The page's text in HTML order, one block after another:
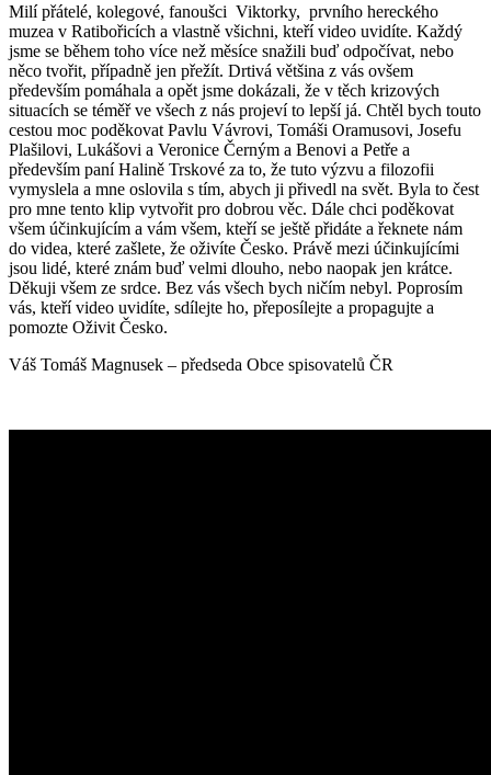
Milí přátelé, kolegové, fanoušci Viktorky, prvního hereckého
muzea v Ratibořicích a vlastně všichni, kteří video uvidíte. Každý
jsme se během toho více než měsíce snažili buď odpočívat, nebo
něco tvořit, případně jen přežít. Drtivá většina z vás ovšem
především pomáhala a opět jsme dokázali, že v těch krizových
situacích se téměř ve všech z nás projeví to lepší já. Chtěl bych touto
cestou moc poděkovat Pavlu Vávrovi, Tomáši Oramusovi, Josefu
Plašilovi, Lukášovi a Veronice Černým a Benovi a Petře a
především paní Halině Trskové za to, že tuto výzvu a filozofii
vymyslela a mne oslovila s tím, abych ji přivedl na svět. Byla to čest
pro mne tento klip vytvořit pro dobrou věc. Dále chci poděkovat
všem účinkujícím a vám všem, kteří se ještě přidáte a řeknete nám
do videa, které zašlete, že oživíte Česko. Právě mezi účinkujícími
jsou lidé, které znám buď velmi dlouho, nebo naopak jen krátce.
Děkuji všem ze srdce. Bez vás všech bych ničím nebyl. Poprosím
vás, kteří video uvidíte, sdílejte ho, přeposílejte a propagujte a
pomozte Oživit Česko.
Váš Tomáš Magnusek – předseda Obce spisovatelů ČR